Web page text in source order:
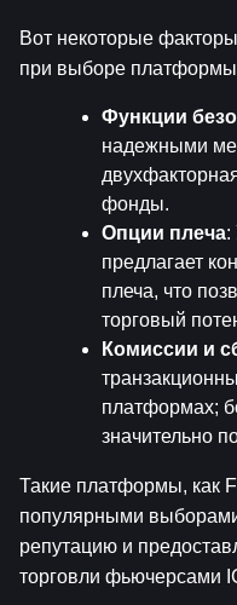
Вот некоторые
при выборе
Функции
надежными
фонды.
Опции плеча:
предлагает
плеча, что
торговый
Комиссии и
платформах;
значительно
Такие платформы, как
популярными
репутацию и
торговли фьючерсами